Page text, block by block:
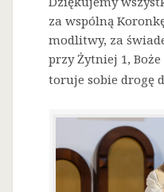
za wspólną
modlitwy, za
przy Żytniej 1,
toruje sobie drogę